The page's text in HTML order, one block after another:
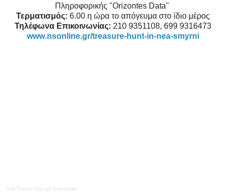
Πληροφορικής "Orizontes Data"
Τερματισμός: 6.00 η ώρα το απόγευμα στο ίδιο μέρος
Τηλέφωνα Επικοινωνίας: 210 9351108, 699 9316473
www.nsonline.gr/treasure-hunt-in-nea-smyrni
Sell Tickets through Eventbrite